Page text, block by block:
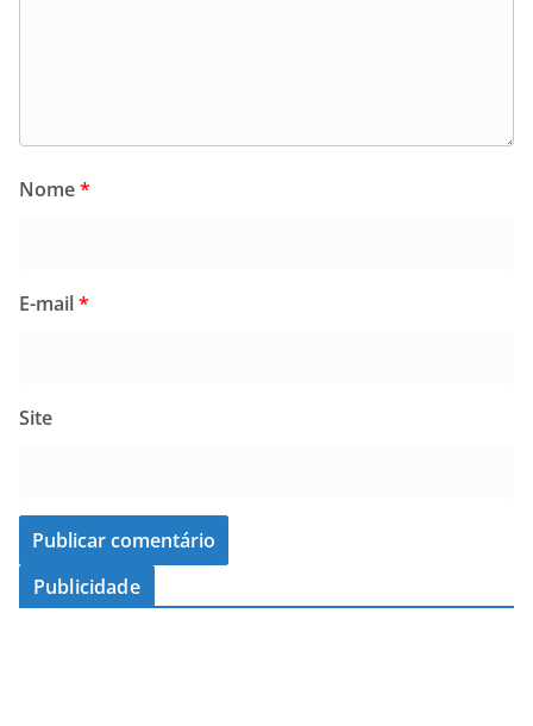
Nome*
E-mail*
Site
Publicidade